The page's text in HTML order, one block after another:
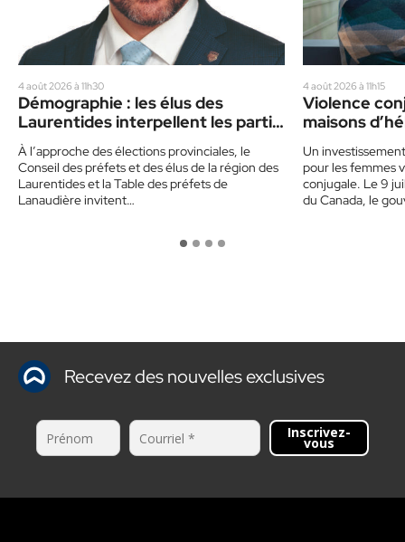
4 août 2026 à 11h30
Démographie : les élus des
Laurentides interpellent les partis
politiques
À l’approche des élections provinciales, le
Conseil des préfets et des élus de la région des
Laurentides et la Table des préfets de
Lanaudière invitent…
4 août 2026 à 11h15
Violence
maisons
Un
pour les femmes
conjugale. Le 9
du Canada, le
Recevez des nouvelles exclusives
Inscrivez-
vous